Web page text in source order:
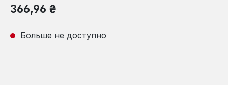
Обычная цена:
366,96 ₴
Больше не доступно